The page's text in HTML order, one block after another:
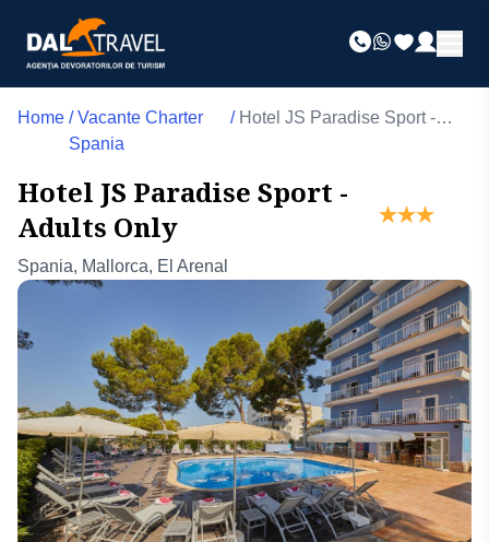
Home / Vacante Charter
Spania
/ Hotel JS Paradise Sport -
Hotel JS Paradise Sport -
Adults Only
Spania, Mallorca, El Arenal